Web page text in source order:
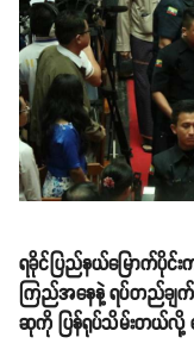
ရခိုင်ပြည်နယ်မြောက်ပိုင်
ကြည်အနေနဲ့ ရပ်တည်ချက်
ဆုကို ပြန်ရုပ်သိမ်းတယ်လို့